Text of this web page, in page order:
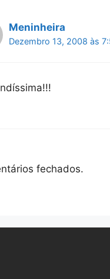
Meninheira
Dezembro 13, 2008 às
fechados.